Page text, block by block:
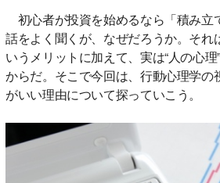
初心者が投資を始めるなら「積み立
話をよく聞くが、なぜだろうか。それ
いうメリットに加えて、実は“人の心
からだ。そこで今回は、行動心理学の
がいい理由について探っていこう。